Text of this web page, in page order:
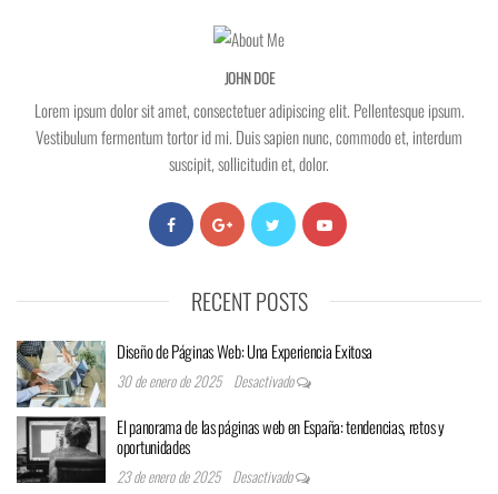
JOHN DOE
Lorem ipsum dolor sit amet, consectetuer adipiscing elit. Pellentesque ipsum.
Vestibulum fermentum tortor id mi. Duis sapien nunc, commodo et, interdum
suscipit, sollicitudin et, dolor.
RECENT POSTS
Diseño de Páginas Web: Una Experiencia Exitosa
30 de enero de 2025 Desactivado
El panorama de las páginas web en España: tendencias, retos y
oportunidades
23 de enero de 2025 Desactivado